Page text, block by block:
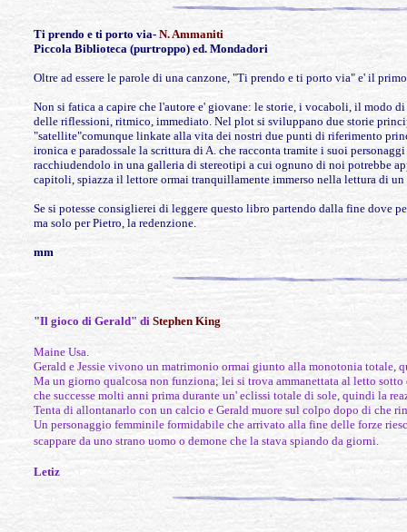
Ti prendo e ti porto via- N. Ammaniti
Piccola Biblioteca (purtroppo) ed. Mondadori
Oltre ad essere le parole di una canzone, "Ti prendo e ti porto via" e' il
Non si fatica a capire che l'autore e' giovane: le storie, i vocaboli, il modo
delle riflessioni, ritmico, immediato. Nel plot si sviluppano due storie
"satellite"comunque linkate alla vita dei nostri due punti di riferimento
ironica e paradossale la scrittura di A. che racconta tramite i suoi
racchiudendolo in una galleria di stereotipi a cui ognuno di noi potrebbe
capitoli, spiazza il lettore ormai tranquillamente immerso nella lettura di
Se si potesse consiglierei di leggere questo libro partendo dalla fine dove
ma solo per Pietro, la redenzione.
mm
"Il gioco di Gerald" di Stephen King
Maine Usa.
Gerald e Jessie vivono un matrimonio ormai giunto alla monotonia
Ma un giorno qualcosa non funziona; lei si trova ammanettata al letto
che successe molti anni prima durante un' eclissi totale di sole, quindi la
Tenta di allontanarlo con un calcio e Gerald muore sul colpo dopo di che
Un personaggio femminile formidabile che arrivato alla fine delle forze
scappare da uno strano uomo o demone che la stava spiando da giorni.
Letiz